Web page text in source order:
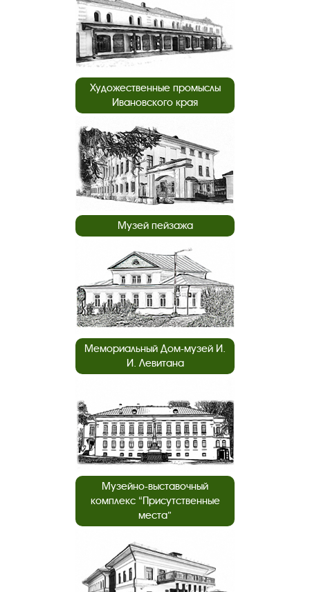
Художественные промыслы
Ивановского края
Музей пейзажа
Мемориальный Дом-музей И.
И. Левитана
Музейно-выставочный
комплекс “Присутственные
места”